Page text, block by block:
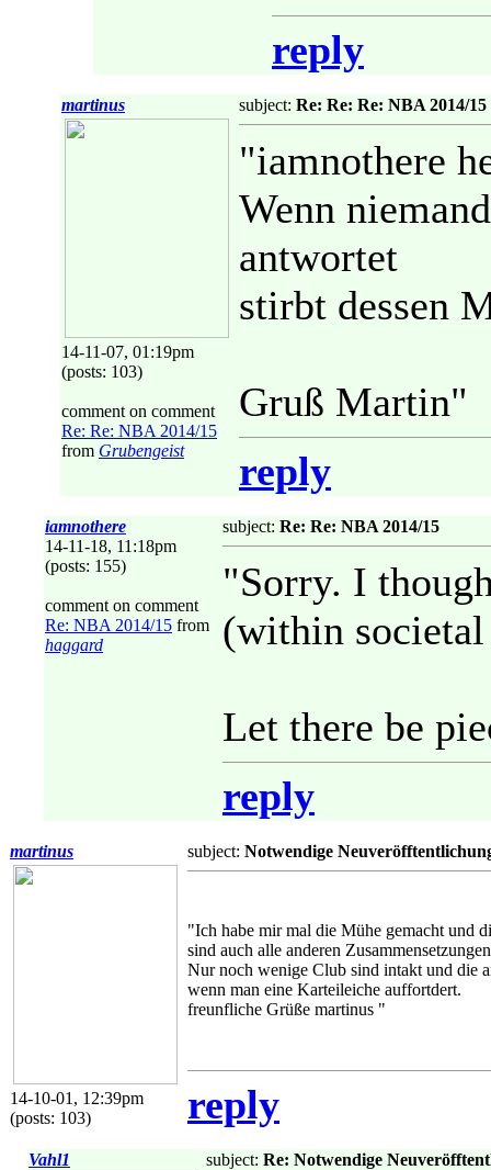
reply
martinus
14-11-07, 01:19pm
(posts: 103)
comment on comment
Re: Re: NBA 2014/15
from Grubengeist
subject: Re: Re: Re: NBA 2014/15
"iamnothere
Wenn
antwortet
stirbt dessen
Gruß Martin"
reply
iamnothere
14-11-18, 11:18pm
(posts: 155)
comment on comment
Re: NBA 2014/15 from
haggard
subject: Re: Re: NBA 2014/15
"Sorry. I
(within
Let there be
reply
martinus
14-10-01, 12:39pm
(posts: 103)
subject: Notwendige
"Ich habe mir mal die Mühe gemacht und
sind auch alle anderen
Nur noch wenige Club sind intakt und die
wenn man eine Karteileiche auffortdert.
freunfliche Grüße martinus "
reply
Vahl1 subject: Re: Notwendige